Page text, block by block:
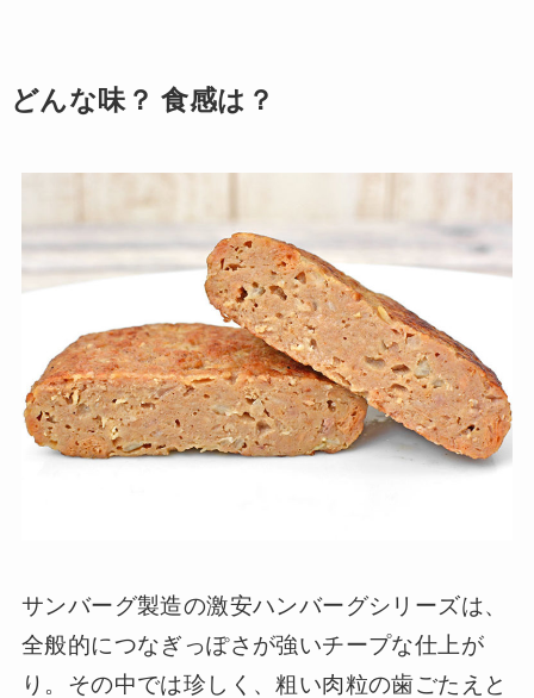
どんな味？ 食感は？
サンバーグ製造の激安ハンバーグシリーズは、
全般的につなぎっぽさが強いチープな仕上が
り。その中では珍しく、粗い肉粒の歯ごたえと